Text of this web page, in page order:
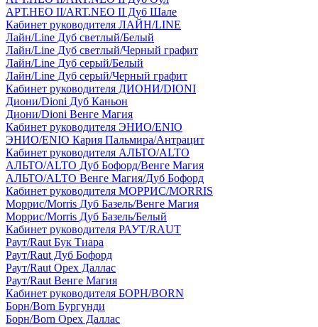
АРТ.НЕО II/ART.NEO II Дуб Шале
Кабинет руководителя ЛАЙН/LINE
Лайн/Line Дуб светлый/Белый
Лайн/Line Дуб светлый/Черный графит
Лайн/Line Дуб серый/Белый
Лайн/Line Дуб серый/Черный графит
Кабинет руководителя ДИОНИ/DIONI
Диони/Dioni Дуб Каньон
Диони/Dioni Венге Магия
Кабинет руководителя ЭНИО/ENIO
ЭНИО/ENIO Кария Пальмира/Антрацит
Кабинет руководителя АЛЬТО/ALTO
АЛЬТО/ALTO Дуб Бофорд/Венге Магия
АЛЬТО/ALTO Венге Магия/Дуб Бофорд
Кабинет руководителя МОРРИС/MORRIS
Моррис/Morris Дуб Базель/Венге Магия
Моррис/Morris Дуб Базель/Белый
Кабинет руководителя РАУТ/RAUT
Раут/Raut Бук Тиара
Раут/Raut Дуб Бофорд
Раут/Raut Орех Даллас
Раут/Raut Венге Магия
Кабинет руководителя БОРН/BORN
Борн/Born Бургунди
Борн/Born Орех Даллас